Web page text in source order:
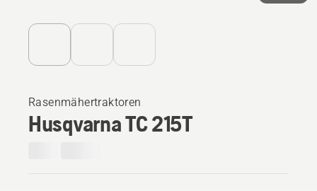
Rasenmähertraktoren
Husqvarna TC 215T